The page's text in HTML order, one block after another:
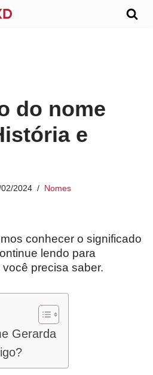
do nome
e
02/2024 Nomes
conhecer o significado
lendo para
precisa saber.
Gerarda